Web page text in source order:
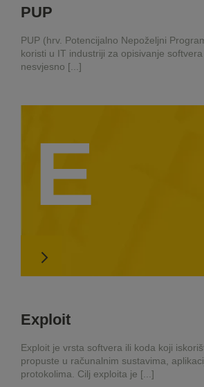
PUP
PUP (hrv. Potencijalno Nepoželjni
koristi u IT industriji za opisivanje
nesvjesno [...]
E
Exploit
Exploit je vrsta softvera ili koda koji
propuste u računalnim sustavima,
protokolima. Cilj exploita je [...]